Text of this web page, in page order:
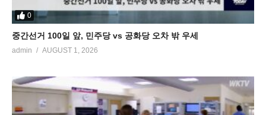
0
중간선거 100일 앞, 민주당 vs 공화당 오차 밖 우세
admin AUGUST 1, 2026